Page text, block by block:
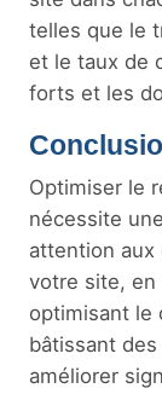
telles que le
et le taux de
forts et les
Optimiser le
nécessite
attention
votre site, en
optimisant le
bâtissant
améliorer